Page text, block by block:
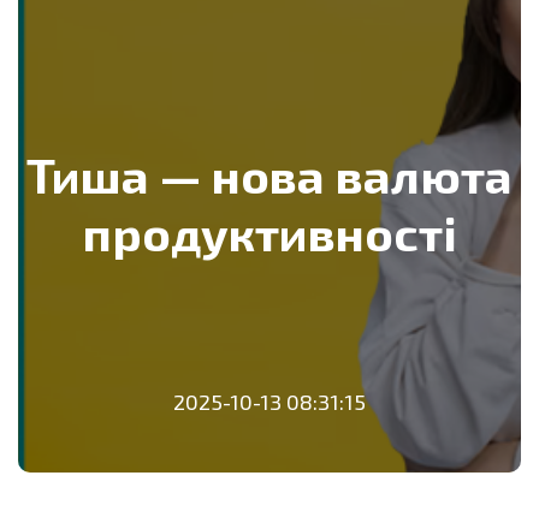
Тиша — нова валюта
продуктивності
2025-10-13 08:31:15